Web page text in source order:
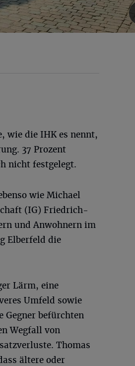
wie die IHK es nennt,
37 Prozent
nicht festgelegt.
wie Michael
(IG) Friedrich-
und Anwohnern im
Elberfeld die
Lärm, eine
Umfeld sowie
Gegner befürchten
Wegfall von
Thomas
ältere oder